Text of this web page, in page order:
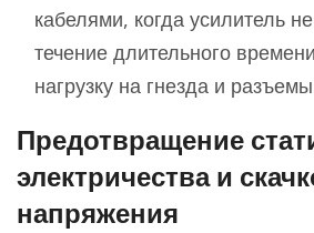
кабелями, когда усилитель
течение длительного
нагрузку на гнезда и
Предотвращение
электричества и
напряжения